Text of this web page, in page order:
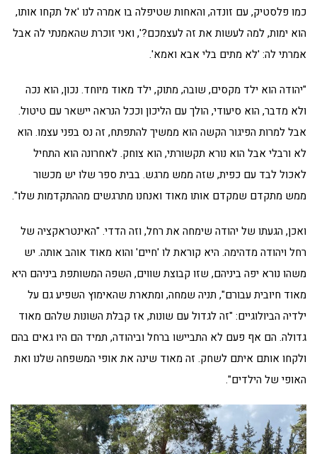
כמו פלסטיק, עם זונדה, והאחות שטיפלה בו אמרה לנו 'אל תקחו אותו,
הוא ימות, למה לעשות את זה לעצמכם?', ואני זוכרת שהאמנתי לה אבל
אמרתי לה: 'לא מתים בלי אבא ואמא'.
"יהודה הוא ילד מקסים, שובה, מתוק, ילד מאוד מיוחד. נכון, הוא נכה
ולא מדבר, הוא סיעודי, הולך עם הליכון וככל הנראה יישאר עם טיטול.
אבל למרות הפיגור הקשה הוא ממשיך להתפתח, זה נס בפני עצמו. הוא
לא ורבלי אבל הוא נורא תקשורתי, הוא צוחק. לאחרונה הוא התחיל
לאכול לבד עם כפית, שזה ממש מרגש. בבית ספר שלו יש מכשור
ממש מתקדם שמקדם אותו מאוד ואנחנו מתרגשים מההתקדמות שלו".
ואכן, הגעתו של יהודה שימחה את רחל, וזה הדדי. "האינטראקציה של
רחל ויהודה מדהימה. היא קוראת לו 'חיים' והוא מאוד אוהב אותה. יש
משהו נורא יפה ביניהם, שזו קבוצת שווים, השפה המשותפת ביניהם היא
מאוד חיובית עבורם", תניה שמחה, ומתארת שהאימוץ השפיע גם על
ילדיה הביולוגיים: "זה לגדול עם שונות, אז קבלת השונות שלהם מאוד
גדולה. הם אף פעם לא התביישו ברחל וביהודה, תמיד הם היו גאים בהם
ולקחו אותם איתם לשחק. זה מאוד שינה את אופי המשפחה שלנו ואת
האופי של הילדים".